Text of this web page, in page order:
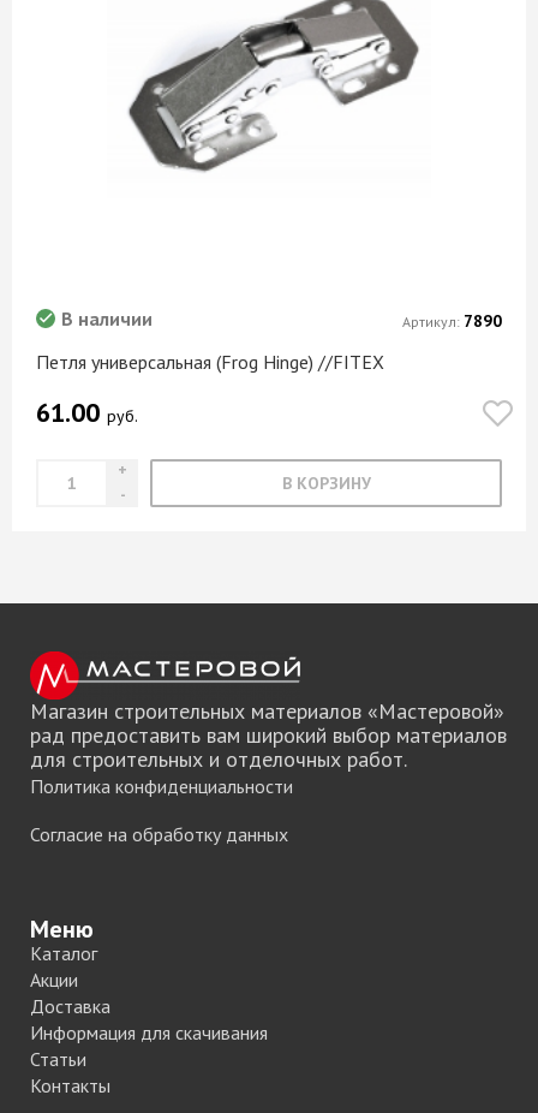
Петля универсальная (Frog Hinge) //FITEX
В наличии
61.00 руб.
В КОРЗИНУ
Артикул: 7890
Магазин строительных материалов «Мастеровой»
рад предоставить вам широкий выбор материалов
для строительных и отделочных работ.
Политика конфиденциальности
Согласие на обработку данных
Меню
Каталог
Акции
Доставка
Информация для скачивания
Статьи
Контакты